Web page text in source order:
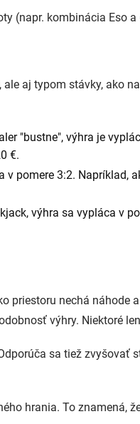
(napr. kombinácia Eso
aj typom stávky, ako
"bustne", výhra je
€.
v pomere 3:2. Napríklad,
výhra sa vypláca v
priestoru nechá
výhry. Niektoré
sa tiež zvyšovať
hrania. To znamená,